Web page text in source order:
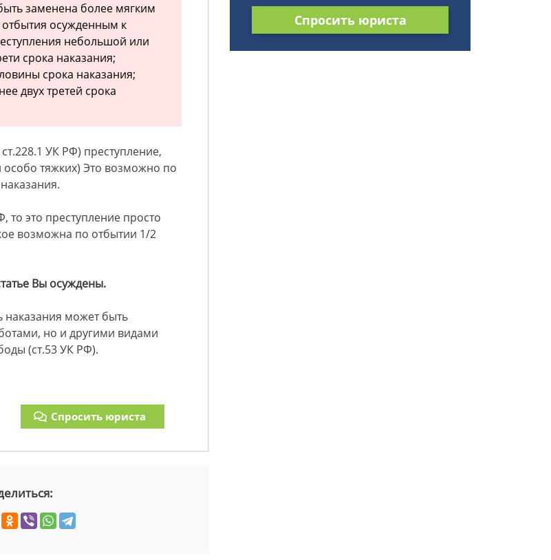
заменена более мягким
отбытия осужденным к
небольшой или
срока наказания;
срока наказания;
двух третей срока
УК РФ) преступление,
тяжких) Это возможно по
это преступление просто
возможна по отбытии 1/2
Вы осуждены.
наказания может быть
но и другими видами
(ст.53 УК РФ).
Спросить юриста
Спросить юриста